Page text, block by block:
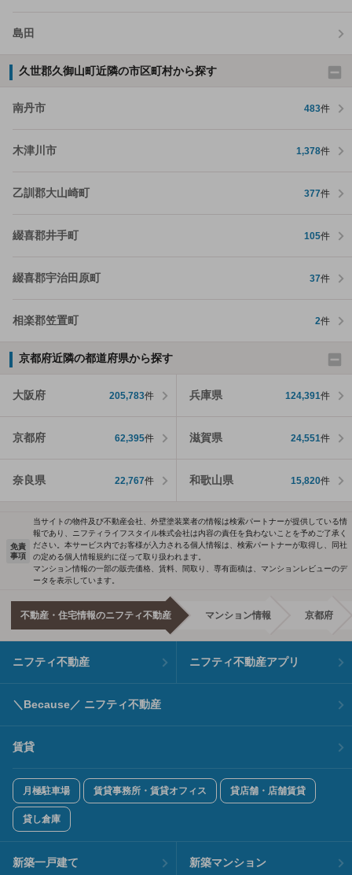
島田
久世郡久御山町近隣の市区町村から探す
南丹市 483件
木津川市 1,378件
乙訓郡大山崎町 377件
綴喜郡井手町 105件
綴喜郡宇治田原町 37件
相楽郡笠置町 2件
京都府近隣の都道府県から探す
大阪府 205,783件 兵庫県 124,391件
京都府 62,395件 滋賀県 24,551件
奈良県 22,767件 和歌山県 15,820件
免責
事項
当サイトの物件及び不動産会社、外壁塗装業者の情報は検索パートナーが提供している情
報であり、ニフティライフスタイル株式会社は内容の責任を負わないことを予めご了承く
ださい。本サービス内でお客様が入力される個人情報は、検索パートナーが取得し、同社
の定める個人情報規約に従って取り扱われます。
マンション情報の一部の販売価格、賃料、間取り、専有面積は、マンションレビューのデ
ータを表示しています。
不動産・住宅情報のニフティ不動産 マンション情報 京都府
ニフティ不動産 ニフティ不動産アプリ
＼Because／ ニフティ不動産
賃貸
月極駐車場 賃貸事務所・賃貸オフィス 貸店舗・店舗賃貸
貸し倉庫
新築一戸建て 新築マンション